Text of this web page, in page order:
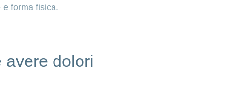
e forma fisica.
avere dolori